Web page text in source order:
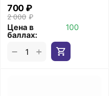
2 000 ₽
‍700‍₽
Цена в
баллах:
100
+
−